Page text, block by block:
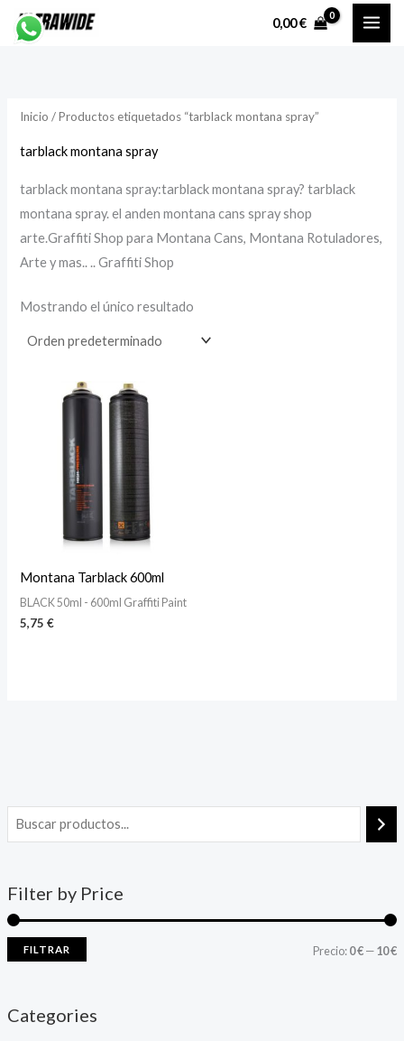
0,00€
Filter by Price
FILTRAR Precio:0 €—10 €
Categories
Inicio / Productos etiquetados “tarblack montana spray”
tarblack montana spray
tarblack montana spray:tarblack montana spray? tarblack
montana spray. el anden montana cans spray shop
arte.Graffiti Shop para Montana Cans, Montana Rotuladores,
Arte y mas.. .. Graffiti Shop
Mostrando el único resultado
Montana Tarblack 600ml
BLACK 50ml - 600ml Graffiti Paint
5,75€